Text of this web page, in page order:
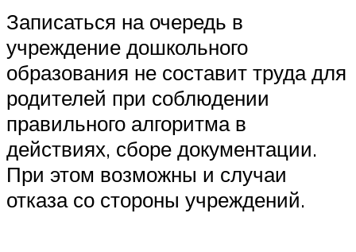
Записаться на очередь в
учреждение дошкольного
образования не составит труда для
родителей при соблюдении
правильного алгоритма в
действиях, сборе документации.
При этом возможны и случаи
отказа со стороны учреждений.